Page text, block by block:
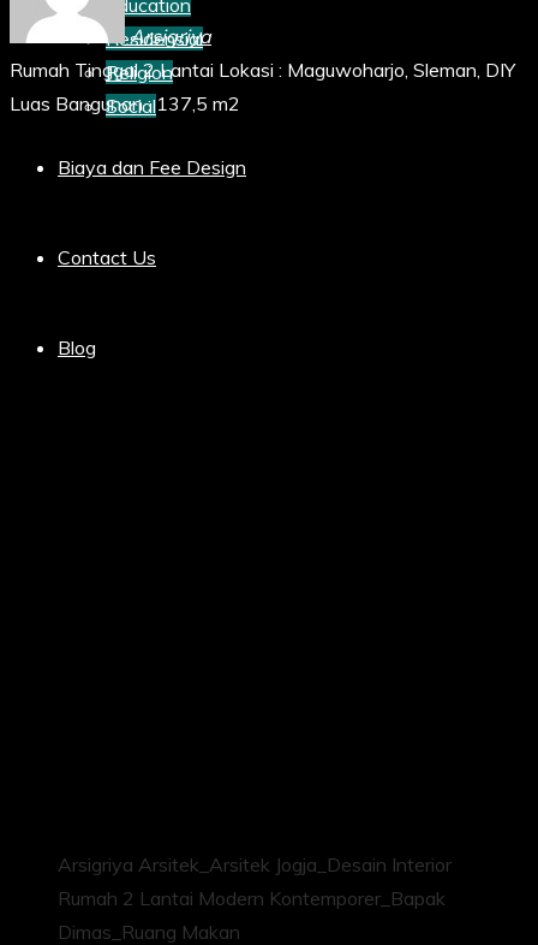
Education
Residensial
Religion
Social
Biaya dan Fee Design
Contact Us
Blog
Arsigriya
Rumah Tinggal 2 Lantai Lokasi : Maguwoharjo, Sleman, DIY
Luas Bangunan : 137,5 m2
Arsigriya Arsitek_Arsitek Jogja_Desain Interior
Rumah 2 Lantai Modern Kontemporer_Bapak
Dimas_Ruang Makan